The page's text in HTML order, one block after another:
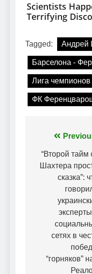
Tagged: Андрей
Барселона -
Лига чемпионов
ФК
Навігація
записів
“Второй тайм
Шахтера
сказка”:
сетях в
“горняков”